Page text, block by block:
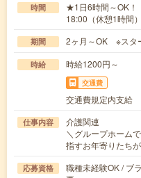
時間
★1日6時間～OK！
18:00（休憩1時間
期間 2ヶ月～OK ※スタ
時給 時給1200円～
交通費
交通費規定内支給
仕事内容
介護関連
＼グループホーム
指すお年寄りたち
応募資格
職種未経験OK / ブ